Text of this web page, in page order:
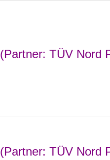
(Partner: TÜV Nord
(Partner: TÜV Nord